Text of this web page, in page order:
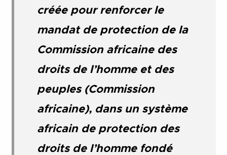
créée pour renforcer le
mandat de protection de la
Commission africaine des
droits de l’homme et des
peuples (Commission
africaine), dans un système
africain de protection des
droits de l’homme fondé